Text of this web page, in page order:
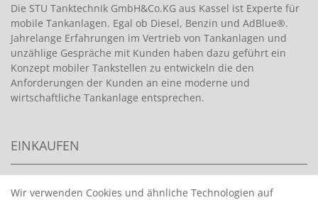
Die STU Tanktechnik GmbH&Co.KG aus Kassel ist Experte für
mobile Tankanlagen. Egal ob Diesel, Benzin und AdBlue®.
Jahrelange Erfahrungen im Vertrieb von Tankanlagen und
unzählige Gespräche mit Kunden haben dazu geführt ein
Konzept mobiler Tankstellen zu entwickeln die den
Anforderungen der Kunden an eine moderne und
wirtschaftliche Tankanlage entsprechen.
EINKAUFEN
>
HANDPUMPEN FÜR BENZIN
Wir verwenden Cookies und ähnliche Technologien auf